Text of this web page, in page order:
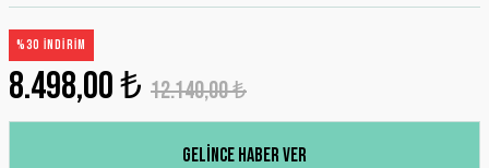
%30 İNDİRİM
8.498,00 ₺ 12.140,00 ₺
Gelince Haber Ver